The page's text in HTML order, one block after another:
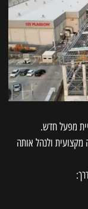
מפעל חדש.
ולנהל אותה